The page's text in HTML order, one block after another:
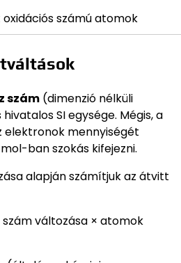
számú atomok
szám (dimenzió nélküli
SI egysége. Mégis, a
elektronok mennyiségét
ban szokás kifejezni.
alapján számítjuk az átvitt
változása × atomok